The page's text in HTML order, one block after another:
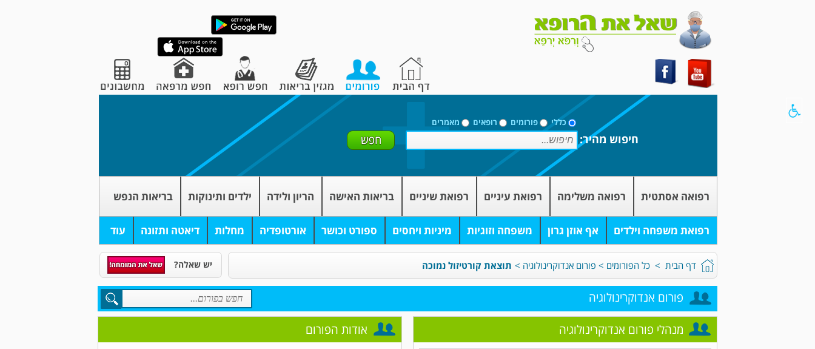
כללי פורומים רופאים מאמרים
חיפוש מהיר:
רפואה אסתטית רפואה משלימה רפואת עיניים רפואת שיניים בריאות האישה הריון ולידה ילדים ותינוקות בריאות הנפש
רפואת משפחה וילדים אף אוזן גרון משפחה וזוגיות מיניות ויחסים ספורט וכושר אורטופדיה מחלות דיאטה ותזונה עוד
דף הבית > כל הפורומים > פורום אנדוקרינולוגיה > תוצאת קורטיזול נמוכה יש שאלה?
פורום אנדוקרינולוגיה
אודות הפורום מנהלי פורום אנדוקרינולוגיה